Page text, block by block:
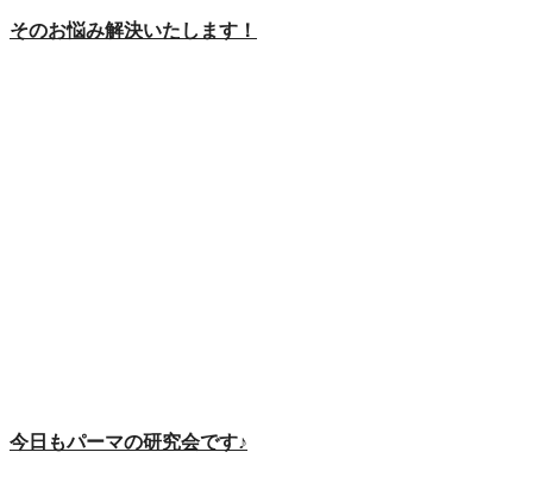
そのお悩み解決いたします！
今日もパーマの研究会です♪